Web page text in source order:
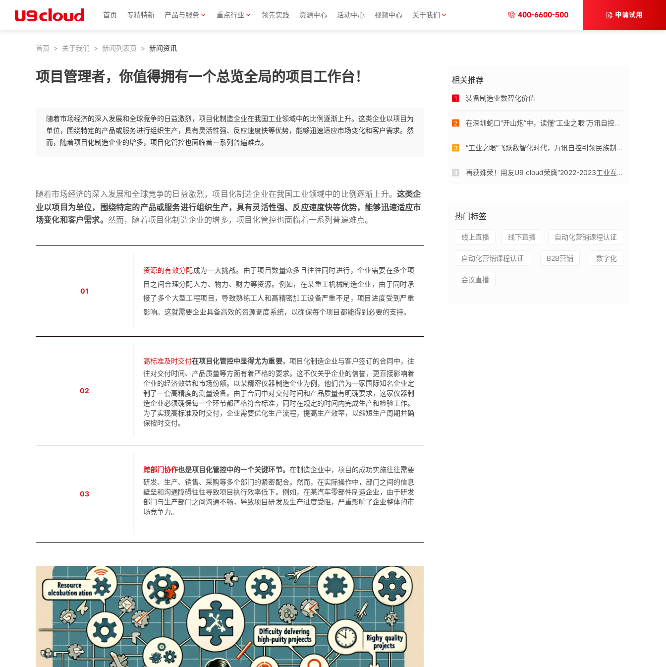
首页 专精特新 产品与服务 重点行业 领先实践 资源中心 活动中心 视频中心 关于我们 400-6600-500 申请试用
首页 > 关于我们 > 新闻列表页 > 新闻资讯
项目管理者，你值得拥有一个总览全局的项目工作台！
随着市场经济的深入发展和全球竞争的日益激烈，项目化制造企业在我国工业领域中的比例逐渐上升。这类企业以项目为
单位，围绕特定的产品或服务进行组织生产，具有灵活性强、反应速度快等优势，能够迅速适应市场变化和客户需求。然
而，随着项目化制造企业的增多，项目化管控也面临着一系列普遍难点。
随着市场经济的深入发展和全球竞争的日益激烈，项目化制造企业在我国工业领域中的比例逐渐上升。 这类企
业以项目为单位，围绕特定的产品或服务进行组织生产，具有灵活性强、反应速度快等优势，能够迅速适应市
场变化和客户需求。 然而，随着项目化制造企业的增多，项目化管控也面临着一系列普遍难点。
01
资源的有效分配成为一大挑战。由于项目数量众多且往往同时进行，企业需要在多个项
目之间合理分配人力、物力、财力等资源。例如，在某重工机械制造企业，由于同时承
接了多个大型工程项目，导致熟练工人和高精密加工设备严重不足，项目进度受到严重
影响。这就需要企业具备高效的资源调度系统，以确保每个项目都能得到必要的支持。
02
高标准及时交付在项目化管控中显得尤为重要。项目化制造企业与客户签订的合同中，往
往对交付时间、产品质量等方面有着严格的要求。这不仅关乎企业的信誉，更直接影响着
企业的经济效益和市场份额。以某精密仪器制造企业为例，他们曾为一家国际知名企业定
制了一套高精度的测量设备。由于合同中对交付时间和产品质量有明确要求，这家仪器制
造企业必须确保每一个环节都严格符合标准，同时在规定的时间内完成生产和检验工作。
为了实现高标准及时交付，企业需要优化生产流程，提高生产效率，以缩短生产周期并确
保按时交付。
03
跨部门协作也是项目化管控中的一个关键环节。 在制造企业中，项目的成功实施往往需要
研发、生产、销售、采购等多个部门的紧密配合。然而，在实际操作中，部门之间的信息
壁垒和沟通障碍往往导致项目执行效率低下。例如，在某汽车零部件制造企业，由于研发
部门与生产部门之间沟通不畅，导致项目研发及生产进度受阻，严重影响了企业整体的市
场竞争力。
相关推荐
1 装备制造业数智化价值
2 在深圳蛇口“开山炮”中，读懂“工业之眼”万讯自控的数智化改革
3 “工业之眼”飞跃数智化时代，万讯自控引领民族制造创新
4 再获殊荣！用友U9 cloud荣膺“2022-2023工业互联网十大科技影响力产品”奖
热门标签
线上直播 线下直播 自动化营销课程认证
自动化营销课程认证 B2B营销 数字化
会议直播